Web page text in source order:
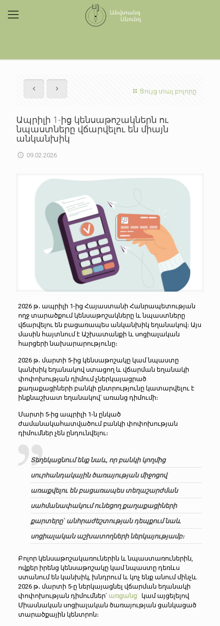
Ցույց տալ բոլորը
Ապրիլի 1-ից կենսաթոշակներն ու
նպաստները վճարվելու են միայն
անկանխիկ
09.02.2026
2026 թ․ ապրիլի 1-ից Հայաստանի Հանրապետության
ողջ տարածքում կենսաթոշակները և նպաստները
վճարվելու են բացառապես անկանխիկ եղանակով։ Այս
մասին հայտնում է Աշխատանքի և սոցիալական
հարցերի նախարարությունը։
2026 թ․ մարտի 5-ից կենսաթոշակը կամ նպաստը
կանխիկ եղանակով ստացող և վճարման եղանակի
փոփոխության դիմում չներկայացրած
քաղաքացիների բանկի ընտրությունը կատարվելու է
ինքնաշխատ եղանակով՝ առանց դիմումի։
Մարտի 5-ից ապրիլի 1-ն ընկած
ժամանակահատվածում բանկի փոփոխության
դիմումներ չեն ընդունվելու։
Տեղեկացնում ենք նաև, որ բանկի կողմից
սուրհանդակային ծառայության միջոցով
առաքվելու են բացառապես տեղաշարժման
սահմանափակում ունեցող քաղաքացիների
քարտերը` անհրաժեշտության դեպքում նաև
սոցիալական աշխատողների ներկայությամբ։
Բոլոր կենսաթոշակառուներին և նպաստառուներին,
ովքեր իրենց կենսաթոշակը կամ նպաստը դեռևս
ստանում են կանխիկ, խնդրում և կոչ ենք անում մինչև
2026 թ․ մարտի 5-ը ներկայացնել վճարման եղանակի
փոփոխության դիմումներ՝ առցանց՝կամ այցելելով
Միասնական սոցիալական ծառայության ցանկացած
տարածքային կենտրոն։